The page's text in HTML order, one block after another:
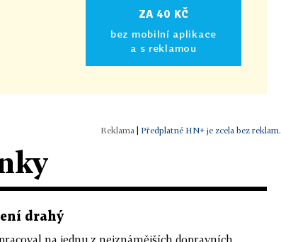
ZA 40 KČ
bez mobilní aplikace
a s reklamou
Předplatné HN+ je zcela bez reklam.
drahý
na jednu z nejznámějších dopravních